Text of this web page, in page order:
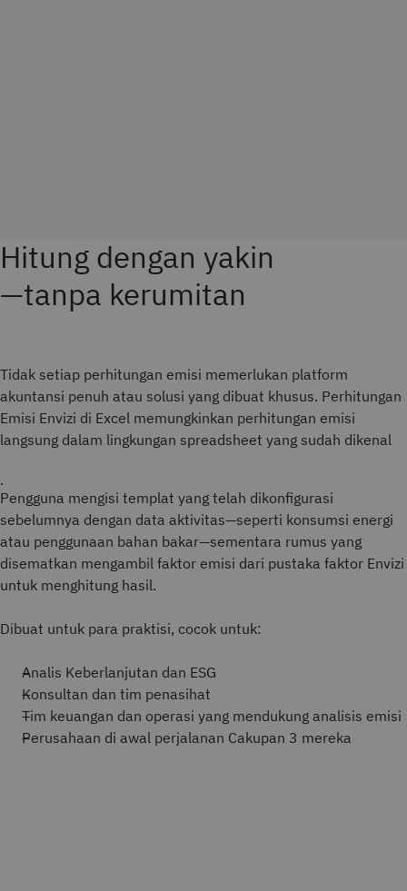
Hitung dengan yakin
—tanpa kerumitan
Tidak setiap perhitungan emisi memerlukan platform
akuntansi penuh atau solusi yang dibuat khusus. Perhitungan
Emisi Envizi di Excel memungkinkan perhitungan emisi
langsung dalam lingkungan spreadsheet yang sudah dikenal
.
Pengguna mengisi templat yang telah dikonfigurasi
sebelumnya dengan data aktivitas—seperti konsumsi energi
atau penggunaan bahan bakar—sementara rumus yang
disematkan mengambil faktor emisi dari pustaka faktor Envizi
untuk menghitung hasil.
Dibuat untuk para praktisi, cocok untuk:
Analis Keberlanjutan dan ESG
Konsultan dan tim penasihat
Tim keuangan dan operasi yang mendukung analisis emisi
Perusahaan di awal perjalanan Cakupan 3 mereka